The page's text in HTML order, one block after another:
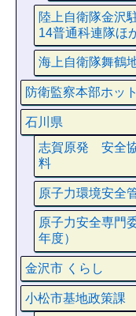
陸上自衛隊金
14普通科連隊ほ
海上自衛隊舞鶴
防衛監察本部ホッ
石川県
志賀原発 安全
料
原子力環境安全
原子力安全専門
年度）
金沢市 くらし
小松市基地政策課